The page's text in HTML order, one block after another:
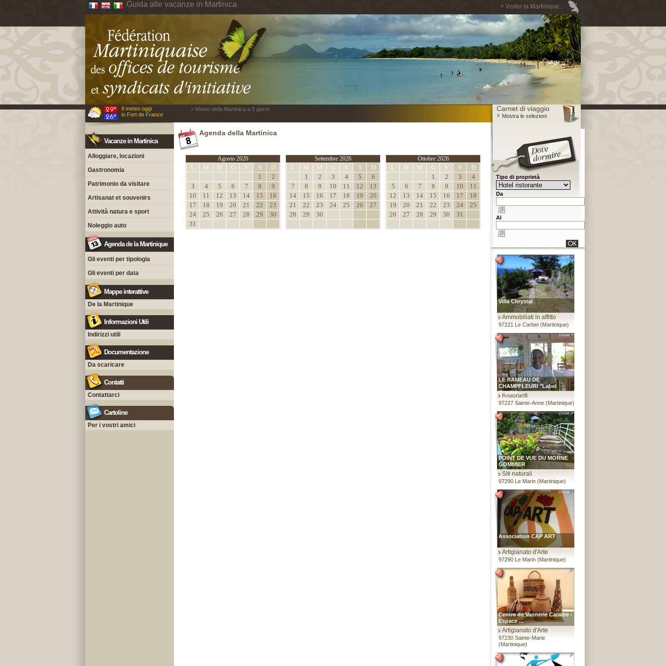
> Visiter la Martinique...
Guida alle vacanze in Martinica
Il meteo oggi
in Fort de France
> Meteo della Martinica a 5 giorni Carnet di viaggio
Mostra le selezioni
Vacanze in Martinica
Alloggiare, locazioni
Gastronomia
Patrimonio da visitare
Artisanat et souvenirs
Attività natura e sport
Noleggio auto
Agenda de la Martinique
Gli eventi per tipologia
Gli eventi per data
Mappe interattive
De la Martinique
Informazioni Utili
Indirizzi utili
Documentazione
Da scaricare
Contatti
Contattarci
Cartoline
Per i vostri amici
Agenda della Martinica
Agosto 2026
L M M G V S
D
1
2
3
4 5 6 7 8
9
10
11 12 13 14 15
16
17
18 19 20 21 22
23
24
25 26 27 28 29
30
31
Settembre 2026
L M M G V S
D
1
2 3 4 5
6
7
8 9 10 11 12
13
14
15 16 17 18 19
20
21
22 23 24 25 26
27
28
29 30
Ottobre 2026
L M M G V S
D
1
2 3
4
5
6 7 8 9 10
11
12
13 14 15 16 17
18
19
20 21 22 23 24
25
26
27 28 29 30 31
Tipo di proprietà
Da
Al
Villa Chrystal
Ammobiliati in affitto
97221 Le Carbet (Martinique)
LE RAMEAU DE
CHAMPFLEURI "Label
Qualité ...
Ristoranti
97227 Sainte-Anne (Martinique)
POINT DE VUE DU MORNE
GOMMIER
Siti naturali
97290 Le Marin (Martinique)
Association CAP ART
Artigianato d'Arte
97290 Le Marin (Martinique)
Centre de Vannerie Caraïbe -
Espace ...
Artigianato d'Arte
97230 Sainte-Marie
(Martinique)